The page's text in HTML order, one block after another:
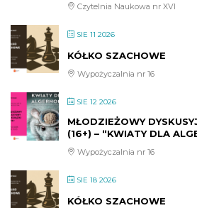
Czytelnia Naukowa nr XVI
SIE 11 2026
KÓŁKO SZACHOWE
Wypożyczalnia nr 16
SIE 12 2026
MŁODZIEŻOWY
(16+) – “KWIATY DLA
Wypożyczalnia nr 16
SIE 18 2026
KÓŁKO SZACHOWE